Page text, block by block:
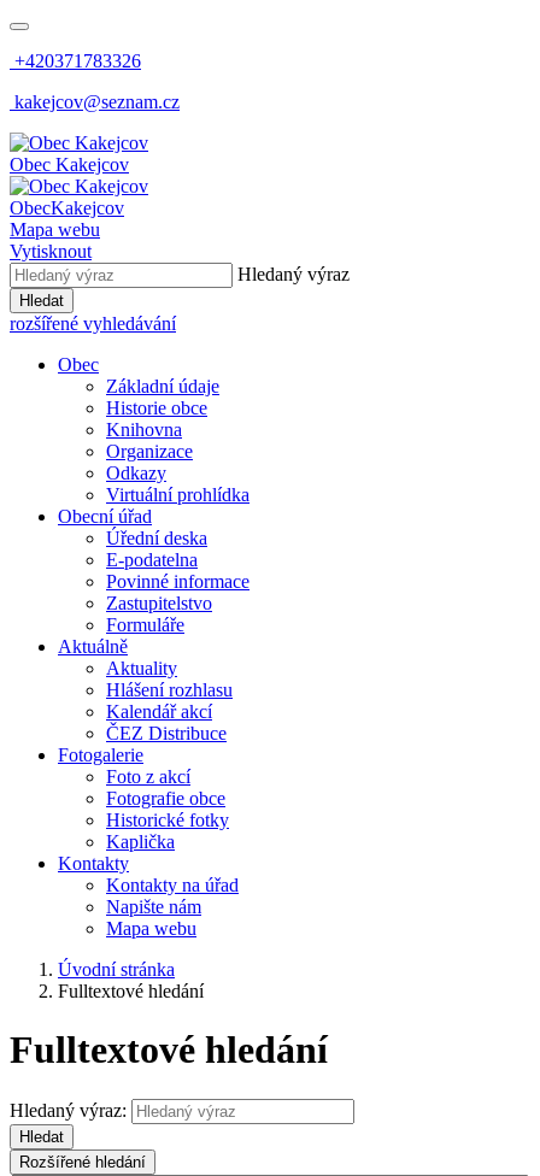
+420371783326
kakejcov@seznam.cz
Obec Kakejcov
ObecKakejcov
Mapa webu
Vytisknout
Hledaný výraz
Hledat
rozšířené vyhledávání
Obec
Základní údaje
Historie obce
Knihovna
Organizace
Odkazy
Virtuální prohlídka
Obecní úřad
Úřední deska
E-podatelna
Povinné informace
Zastupitelstvo
Formuláře
Aktuálně
Aktuality
Hlášení rozhlasu
Kalendář akcí
ČEZ Distribuce
Fotogalerie
Foto z akcí
Fotografie obce
Historické fotky
Kaplička
Kontakty
Kontakty na úřad
Napište nám
Mapa webu
Úvodní stránka
Fulltextové hledání
Fulltextové hledání
Hledaný výraz:
Hledat
Rozšířené hledání